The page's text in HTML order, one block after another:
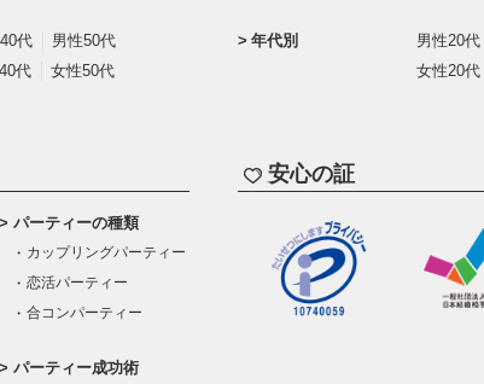
代
男性50代
代 女性50代
年代別
男性20代
女性20代
パーティーの種類
カップリングパーティー
恋活パーティー
合コンパーティー
パーティー成功術
安心の証